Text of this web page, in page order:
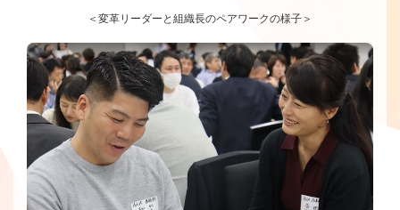
＜変革リーダーと組織長のペアワークの様子＞